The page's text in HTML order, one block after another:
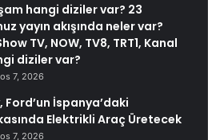
hangi diziler var? 23
yayın akışında neler var?
TV, NOW, TV8, TRT1, Kanal
diziler var?
7, 2026
Ford’un İspanya’daki
Elektrikli Araç Üretecek
7, 2026